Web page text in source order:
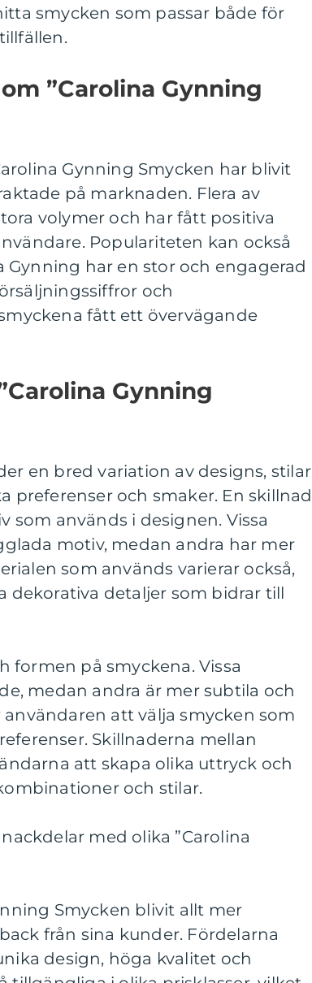
smycken som passar både för
”Carolina Gynning
Gynning Smycken har blivit
på marknaden. Flera av
volymer och har fått positiva
Populariteten kan också
Gynning har en stor och engagerad
och
fått ett övervägande
Gynning
en bred variation av designs, stilar
preferenser och smaker. En skillnad
som används i designen. Vissa
motiv, medan andra har mer
som används varierar också,
dekorativa detaljer som bidrar till
formen på smyckena. Vissa
medan andra är mer subtila och
att välja smycken som
Skillnaderna mellan
att skapa olika uttryck och
och stilar.
med olika ”Carolina
Smycken blivit allt mer
från sina kunder. Fördelarna
design, höga kvalitet och